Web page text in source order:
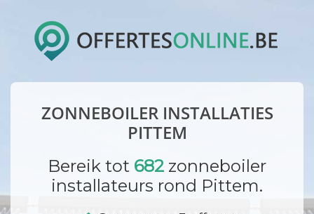
ZONNEBOILER INSTALLATIES
PITTEM
Bereik tot 682 zonneboiler
installateurs rond Pittem.